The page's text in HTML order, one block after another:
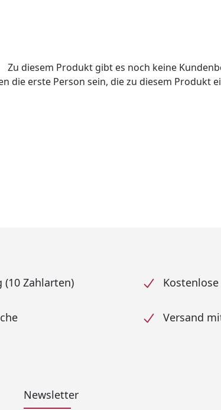
Zu diesem Produkt gibt es noch keine
die erste Person sein, die zu diesem Produkt
(10 Zahlarten)
Versand
Newsletter